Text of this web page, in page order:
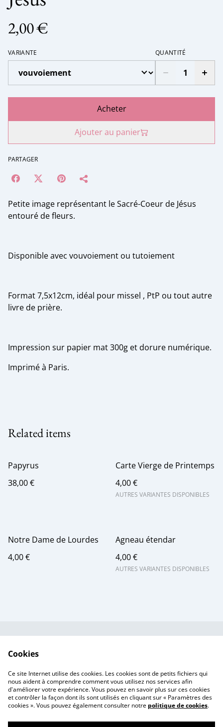
2,00 €
VARIANTE QUANTITÉ
Acheter
Ajouter au panier
PARTAGER
Petite image représentant le Sacré-Coeur de Jésus
entouré de fleurs.
Disponible avec vouvoiement ou tutoiement
Format 7,5x12cm, idéal pour missel , PtP ou tout autre
livre de prière.
Impression sur papier mat 300g et dorure numérique.
Imprimé à Paris.
Related items
Papyrus
38,00 €
Carte Vierge de Printemps
4,00 €
AUTRES VARIANTES DISPONIBLES
Notre Dame de Lourdes
4,00 €
Agneau étendar
4,00 €
AUTRES VARIANTES DISPONIBLES
confidentialité
Tarif des frais de port
Cookies
Ce site Internet utilise des cookies. Les cookies sont de petits fichiers qui
nous aident à comprendre comment vous utilisez nos services afin
d'améliorer votre expérience. Vous pouvez en savoir plus sur ces cookies
et contrôler la façon dont ils sont utilisés en cliquant sur « Paramètres des
cookies ». Vous pouvez également consulter notre politique de cookies.